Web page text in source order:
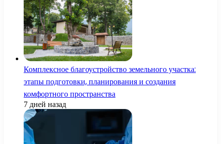
Комплексное благоустройство земельного участка:
этапы подготовки, планирования и создания
комфортного пространства
7 дней назад